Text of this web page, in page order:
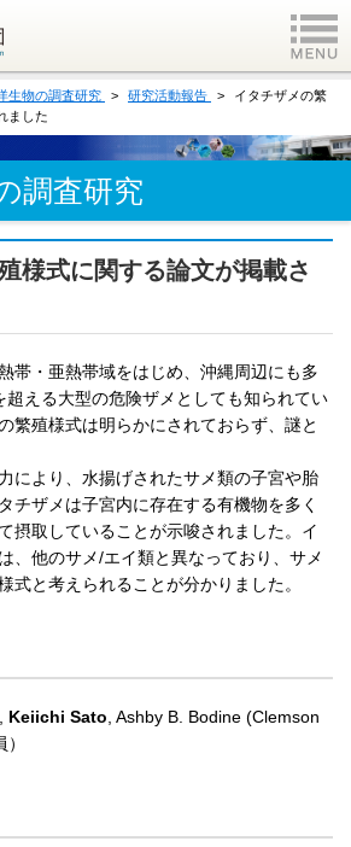
生物の調査研究 研究活動報告
イタチザメの繁
ました
調査研究
様式に関する論文が掲載さ
帯・亜熱帯域をはじめ、沖縄周辺にも多
超える大型の危険ザメとしても知られてい
繁殖様式は明らかにされておらず、謎と
により、水揚げされたサメ類の子宮や胎
チザメは子宮内に存在する有機物を多く
摂取していることが示唆されました。イ
、他のサメ/エイ類と異なっており、サメ
式と考えられることが分かりました。
Keiichi Sato , Ashby B. Bodine (Clemson